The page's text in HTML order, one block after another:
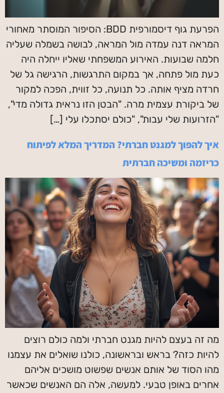
הפרעת גוף דיסמורפית BDD: הסיפור המוסתר מאחורי
המראה דנה עמדה מול המראה, לבושה בשמלה שעליה
חלמה שבועות. האירוע המשפחתי שאליו ייחלה היה
כעת מול פתחה, אך במקום התרגשות, הרגישה גל של
חרדה מציף אותה. כל תנועה, כל זווית, הפכה למקור
של ביקורת עצמית מרה. "הבטן הזו נראית גדולה מדי",
"הזרועות שלי עבות", "כולם יסתכלו עלי […]
איך להפוך למגנט חברתי? המדריך המלא לפיתוח
כריזמה ומשיכה חברתית
מה זה בעצם להיות מגנט חברתי ולמה כולם רוצים
להיות כזה? בראש ובראשונה, כולנו שואלים את עצמנו
מהו הסוד של אותם אנשים שפשוט מושכים אליהם
אחרים באופן טבעי. למעשה, אלה הם האנשים שכאשר